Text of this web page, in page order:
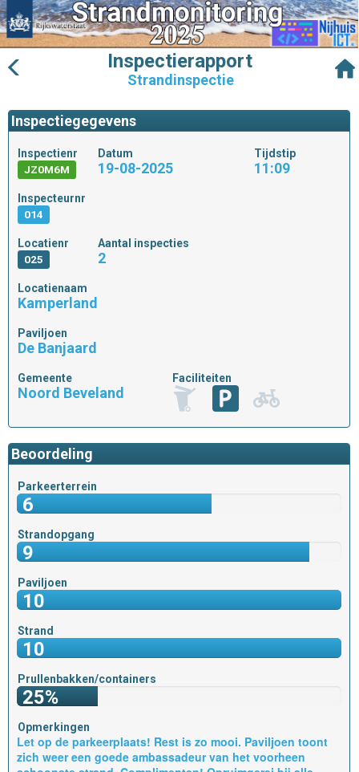
Inspectierapport
Strandinspectie
Inspectiegegevens
Inspectienr
JZ0M6M
Datum
19-08-2025
Tijdstip
11:09
Inspecteurnr
014
Locatienr
025
Aantal inspecties
2
Locatienaam
Kamperland
Paviljoen
De Banjaard
Gemeente
Noord Beveland
Faciliteiten
Beoordeling
Parkeerterrein
6
Strandopgang
9
Paviljoen
10
Strand
10
Prullenbakken/containers
25%
Opmerkingen
Let op de parkeerplaats! Rest is zo mooi. Paviljoen toont
zich weer een goede ambassadeur van het voorheen